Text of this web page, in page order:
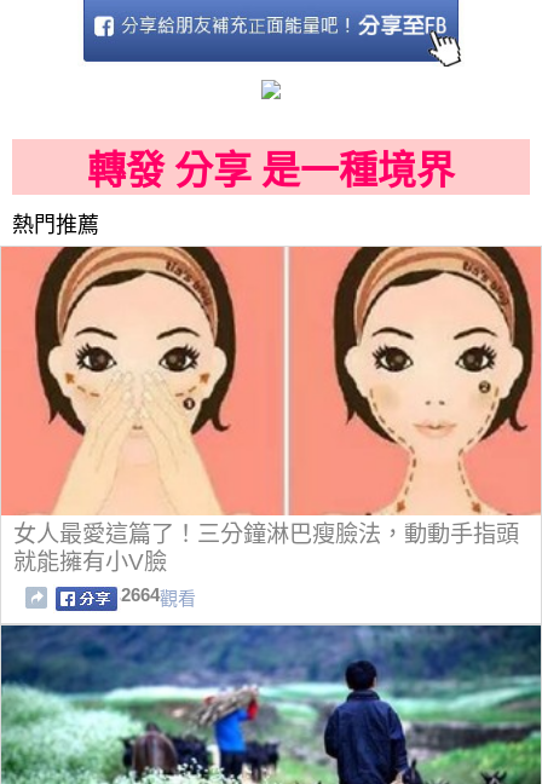
轉發 分享 是一種境界
熱門推薦
女人最愛這篇了！三分鐘淋巴瘦臉法，動動手指頭
就能擁有小V臉
2664觀看